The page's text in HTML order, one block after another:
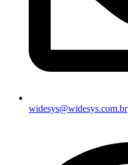
widesys@widesys.com.br